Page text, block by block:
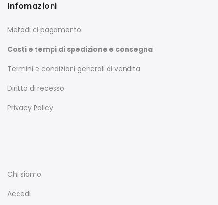
Infomazioni
Metodi di pagamento
Costi e tempi di spedizione e consegna
Termini e condizioni generali di vendita
Diritto di recesso
Privacy Policy
Chi siamo
Accedi